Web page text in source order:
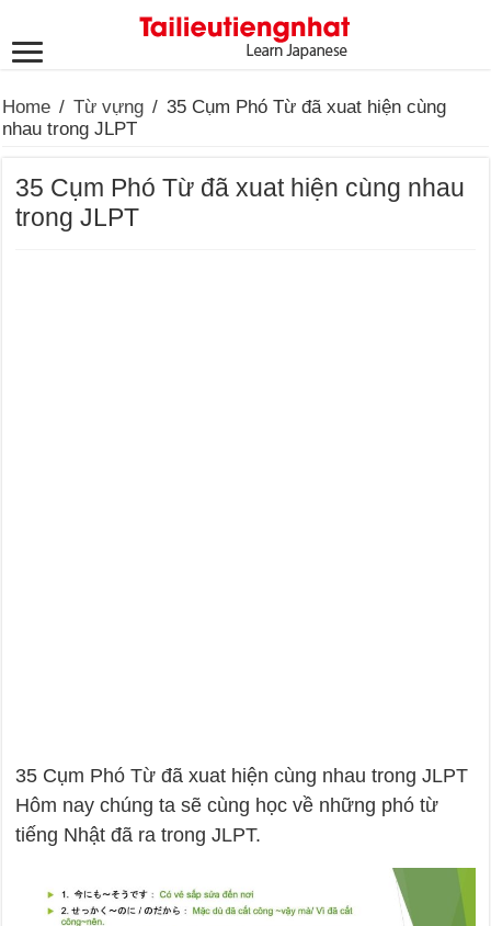
Home / Từ vựng / 35 Cụm Phó Từ đã xuat hiện cùng
nhau trong JLPT
35 Cụm Phó Từ đã xuat hiện cùng nhau
trong JLPT
35 Cụm Phó Từ đã xuat hiện cùng nhau trong JLPT
Hôm nay chúng ta sẽ cùng học về những phó từ
tiếng Nhật đã ra trong JLPT.